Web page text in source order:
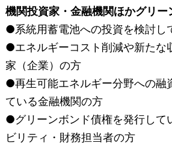
機関投資家・金融機関ほかグリー
●系統用蓄電池への投資を検討し
●エネルギーコスト削減や新たな
家（企業）の方
●再生可能エネルギー分野への融
ている金融機関の方
●グリーンボンド債権を発行して
ビリティ・財務担当者の方